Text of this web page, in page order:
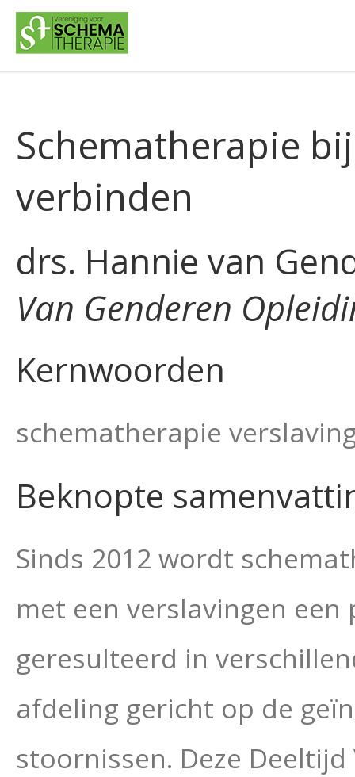
Schematherapie
verbinden
drs. Hannie van
Van Genderen
Kernwoorden
schematherapie
Beknopte
Sinds 2012 wordt
met een verslavingen
geresulteerd in
afdeling gericht op de
stoornissen. Deze